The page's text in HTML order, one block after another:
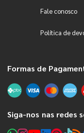
Fale conosco
Política de
Formas de
Siga-nos nas redes